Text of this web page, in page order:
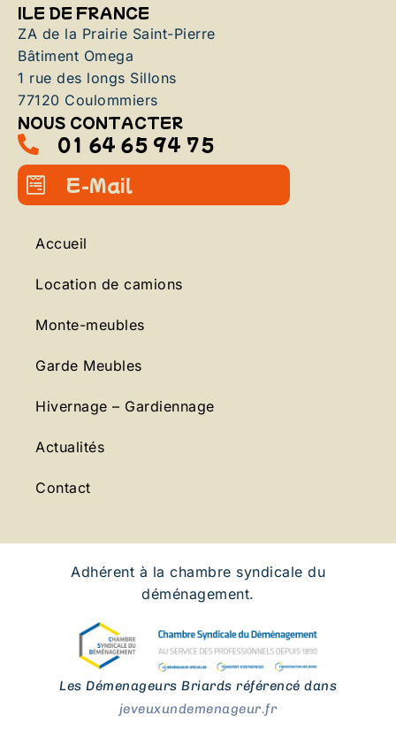
ILE DE FRANCE
ZA de la Prairie Saint-Pierre
Bâtiment Omega
1 rue des longs Sillons
77120 Coulommiers
NOUS CONTACTER
01 64 65 94 75
E-Mail
Accueil
Location de camions
Monte-meubles
Garde Meubles
Hivernage – Gardiennage
Actualités
Contact
Adhérent à la chambre syndicale du
déménagement.
Les Démenageurs Briards référencé dans
jeveuxundemenageur.fr